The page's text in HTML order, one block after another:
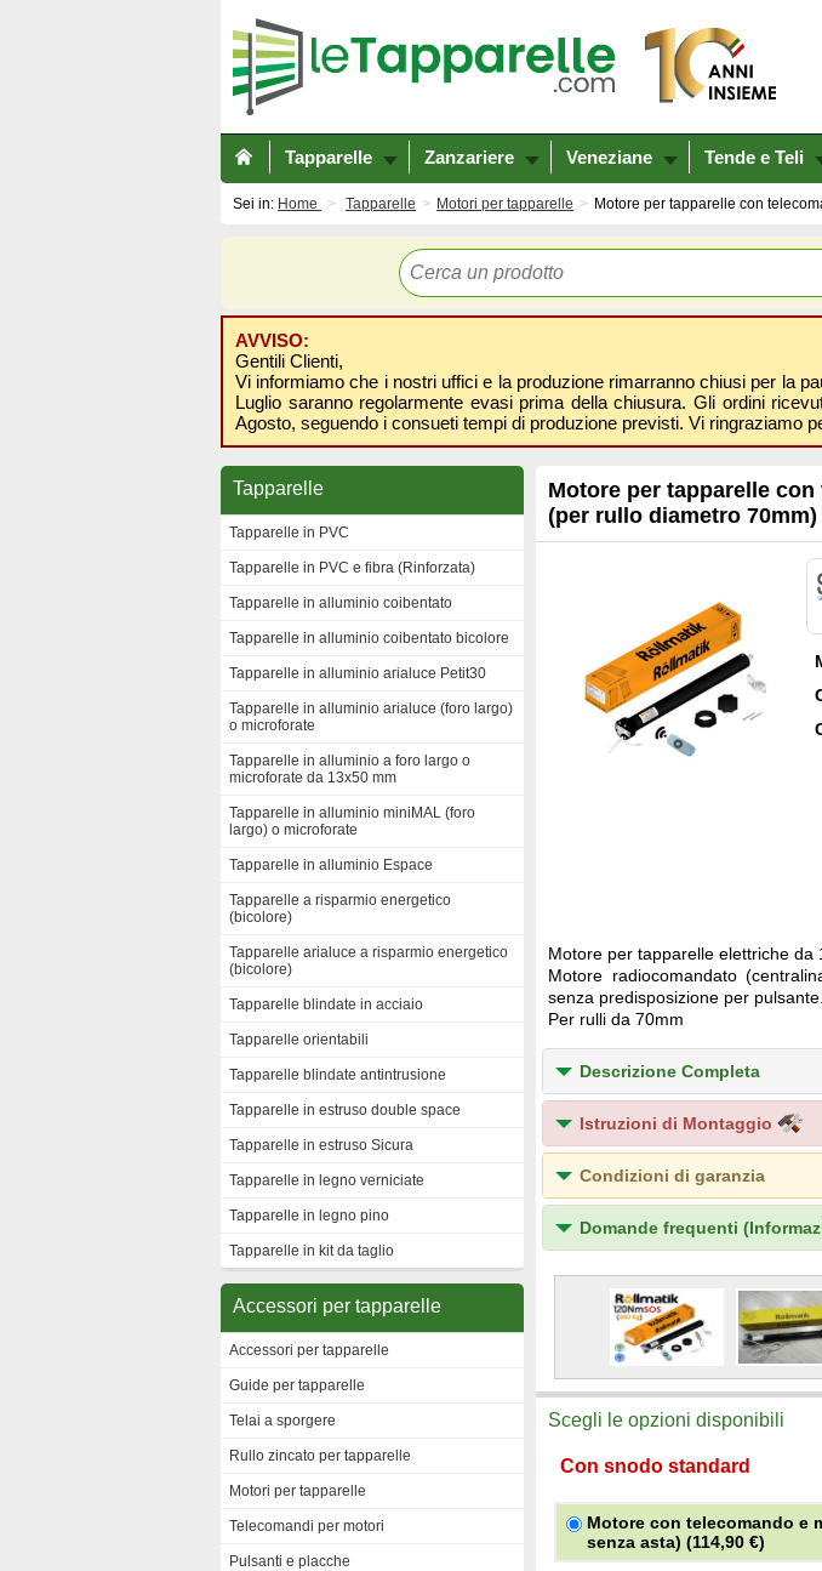
Tapparelle Zanzariere Veneziane Tende e Teli
Sei in: Home Tapparelle Motori per tapparelle Motore per tapparelle con
AVVISO:
Gentili Clienti,
Vi informiamo che i nostri uffici e la produzione rimarranno chiusi per la
Luglio saranno regolarmente evasi prima della chiusura. Gli ordini
Agosto, seguendo i consueti tempi di produzione previsti. Vi ringraziamo
Tapparelle
Tapparelle in PVC
Tapparelle in PVC e fibra (Rinforzata)
Tapparelle in alluminio coibentato
Tapparelle in alluminio coibentato bicolore
Tapparelle in alluminio arialuce Petit30
Tapparelle in alluminio arialuce (foro largo)
o microforate
Tapparelle in alluminio a foro largo o
microforate da 13x50 mm
Tapparelle in alluminio miniMAL (foro
largo) o microforate
Tapparelle in alluminio Espace
Tapparelle a risparmio energetico
(bicolore)
Tapparelle arialuce a risparmio energetico
(bicolore)
Tapparelle blindate in acciaio
Tapparelle orientabili
Tapparelle blindate antintrusione
Tapparelle in estruso double space
Tapparelle in estruso Sicura
Tapparelle in legno verniciate
Tapparelle in legno pino
Tapparelle in kit da taglio
Accessori per tapparelle
Accessori per tapparelle
Guide per tapparelle
Telai a sporgere
Rullo zincato per tapparelle
Motori per tapparelle
Telecomandi per motori
Pulsanti e placche
Motore per tapparelle
(per rullo diametro 70mm)
Motore per tapparelle elettriche
Motore radiocomandato
senza predisposizione per pulsante.
Per rulli da 70mm
Descrizione Completa
Istruzioni di Montaggio
Condizioni di garanzia
Domande frequenti
Scegli le opzioni disponibili
Con snodo standard
Motore con telecomando e
senza asta) (114,90 €)